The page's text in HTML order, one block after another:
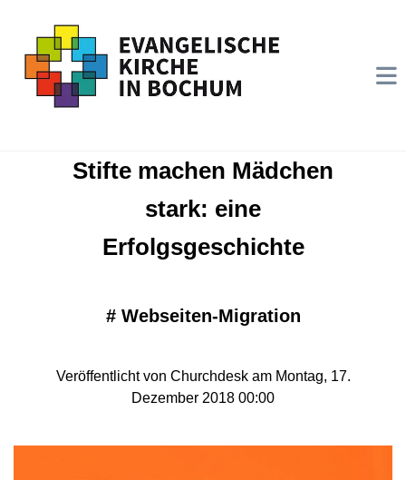
Stifte machen Mädchen
stark: eine
Erfolgsgeschichte
# Webseiten-Migration
Veröffentlicht von Churchdesk am Montag, 17.
Dezember 2018 00:00